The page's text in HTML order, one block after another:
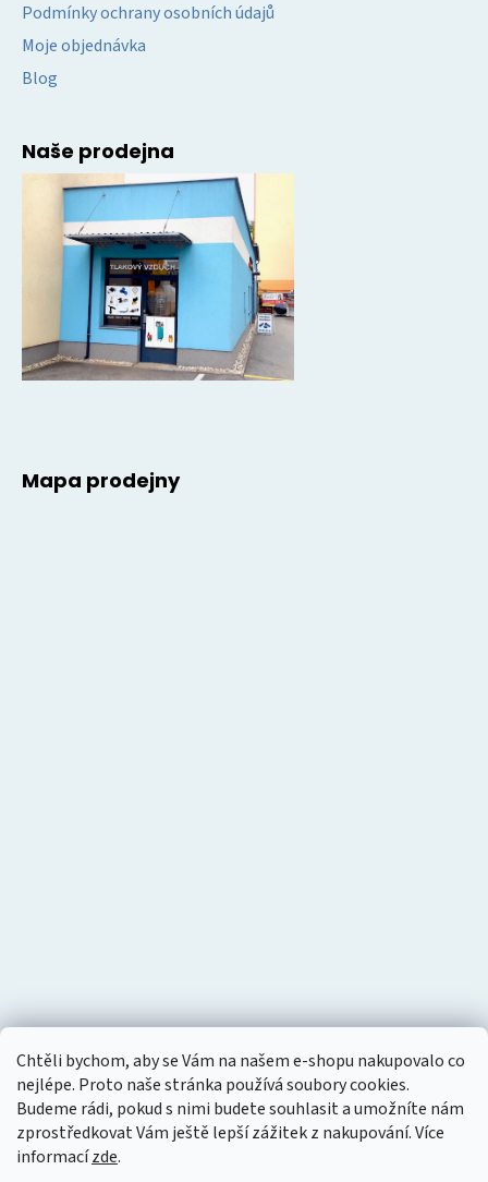
Chtěli bychom, aby se Vám na našem e-shopu nakupovalo co
nejlépe. Proto naše stránka používá soubory cookies.
Budeme rádi, pokud s nimi budete souhlasit a umožníte nám
zprostředkovat Vám ještě lepší zážitek z nakupování.Více
informacízde.
Podmínky ochrany osobních údajů
Moje objednávka
Blog
Naše prodejna
Mapa prodejny